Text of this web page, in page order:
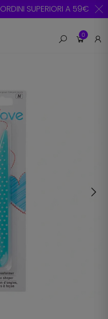
SUPERIORI A 59€
0